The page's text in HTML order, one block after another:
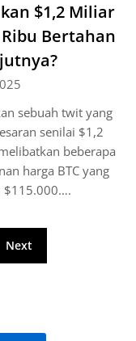
$1,2 Miliar
Bertahan
sebuah twit yang
senilai $1,2
beberapa
harga BTC yang
$115.000….
Next